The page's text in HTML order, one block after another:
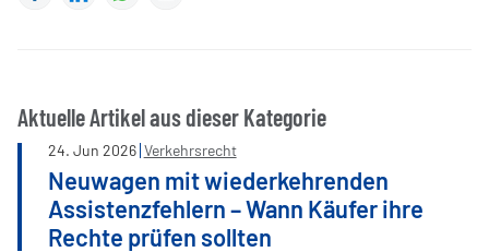
Aktuelle Artikel aus dieser Kategorie
24. Jun 2026 Verkehrsrecht
Neuwagen mit wiederkehrenden
Assistenzfehlern – Wann Käufer ihre
Rechte prüfen sollten